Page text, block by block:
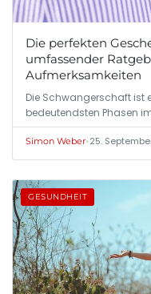
Die perfekten
umfassender
Aufmerksamkeiten
Die Schwangerschaft ist
bedeutendsten Phasen
Simon Weber•25.
GESUNDHEIT